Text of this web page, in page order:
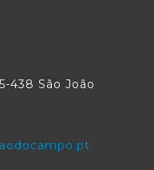
438 São João